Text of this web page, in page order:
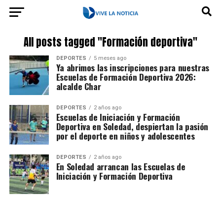
All posts tagged "Formación deportiva"
DEPORTES 5 meses ago
Ya abrimos las inscripciones para nuestras
Escuelas de Formación Deportiva 2026:
alcalde Char
DEPORTES 2 años ago
Escuelas de Iniciación y Formación
Deportiva en Soledad, despiertan la pasión
por el deporte en niños y adolescentes
DEPORTES 2 años ago
En Soledad arrancan las Escuelas de
Iniciación y Formación Deportiva